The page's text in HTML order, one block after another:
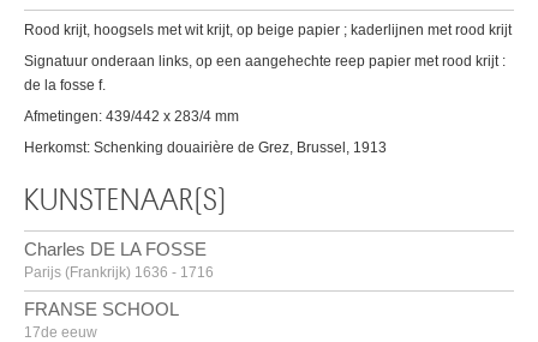
Rood krijt, hoogsels met wit krijt, op beige papier ; kaderlijnen met rood krijt
Signatuur onderaan links, op een aangehechte reep papier met rood krijt :
de la fosse f.
Afmetingen: 439/442 x 283/4 mm
Herkomst: Schenking douairière de Grez, Brussel, 1913
KUNSTENAAR(S)
Charles DE LA FOSSE
Parijs (Frankrijk) 1636 - 1716
FRANSE SCHOOL
17de eeuw